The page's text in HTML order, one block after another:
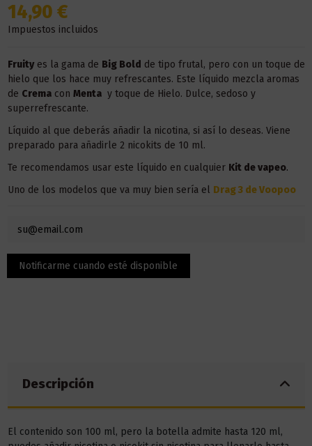
14,90 €
Impuestos incluidos
Fruityes la gama de Big Bold de tipo frutal, pero con un toque de
hielo que los hace muy refrescantes. Este líquido mezcla aromas
de Cremacon Mentay toque de Hielo. Dulce, sedoso y
superrefrescante.
Líquido al que deberás añadir la nicotina, si así lo deseas. Viene
preparado para añadirle 2 nicokits de 10 ml.
Te recomendamos usar este líquido en cualquier Kit de vapeo.
Uno de los modelos que va muy bien sería el Drag 3 de Voopoo
Descripción
El contenido son 100 ml, pero la botella admite hasta 120 ml,